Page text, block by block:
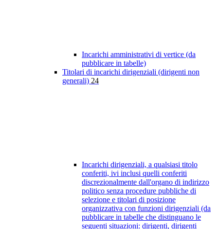
Incarichi amministrativi di vertice (da
pubblicare in tabelle)
Titolari di incarichi dirigenziali (dirigenti non
generali) 24
Incarichi dirigenziali, a qualsiasi titolo
conferiti, ivi inclusi quelli conferiti
discrezionalmente dall'organo di indirizzo
politico senza procedure pubbliche di
selezione e titolari di posizione
organizzativa con funzioni dirigenziali (da
pubblicare in tabelle che distinguano le
seguenti situazioni: dirigenti, dirigenti